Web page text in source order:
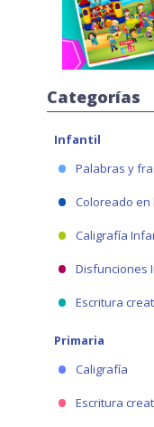
Categorías
Infantil
Palabras y
Coloreado en
Caligrafía
Disfunciones
Escritura
Primaria
Caligrafía
Escritura